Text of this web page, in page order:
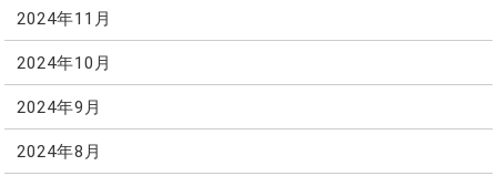
2024年11月
2024年10月
2024年9月
2024年8月